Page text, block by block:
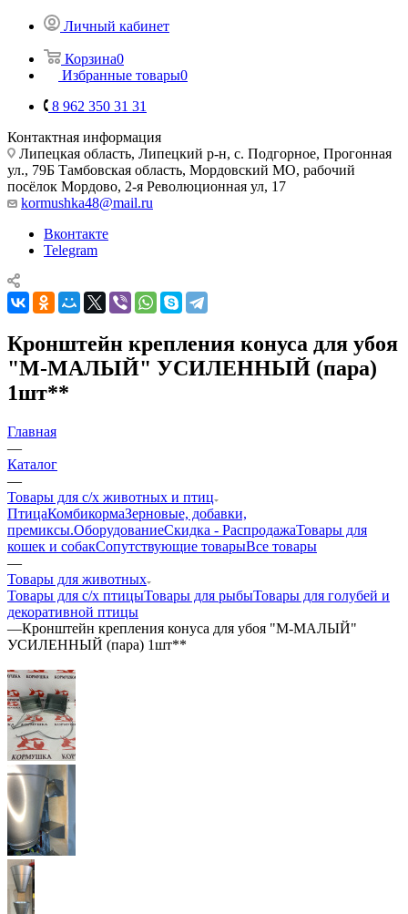
Личный кабинет
Корзина0
Избранные товары0
8 962 350 31 31
Контактная информация
Липецкая область, Липецкий р-н, с. Подгорное, Прогонная
ул., 79Б Тамбовская область, Мордовский МО, рабочий
посёлок Мордово, 2-я Революционная ул, 17
kormushka48@mail.ru
Вконтакте
Telegram
Кронштейн крепления конуса для убоя
"M-МАЛЫЙ" УСИЛЕННЫЙ (пара)
1шт**
Главная
—
Каталог
—
Товары для с/х животных и птиц
ПтицаКомбикормаЗерновые, добавки,
премиксы.ОборудованиеСкидка - РаспродажаТовары для
кошек и собакСопутствующие товарыВсе товары
—
Товары для животных
Товары для с/х птицыТовары для рыбыТовары для голубей и
декоративной птицы
—Кронштейн крепления конуса для убоя "M-МАЛЫЙ"
УСИЛЕННЫЙ (пара) 1шт**